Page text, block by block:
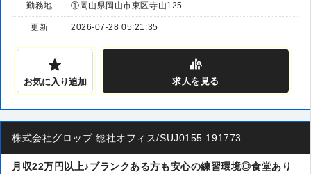
勤務地 ①岡山県岡山市東区寺山125
更新 2026-07-28 05:21:35
お気に入り追加 求人を見る
株式会社グロップ 総社オフィス/SUJ0155 191773
月収22万円以上♪ブランクある方も安心の練習環境◎食堂あり